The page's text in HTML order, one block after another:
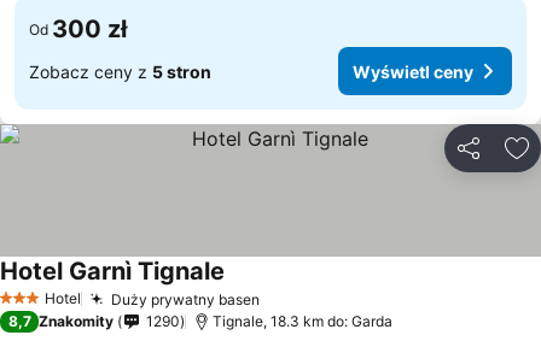
Od 300 zł
Zobacz ceny z 5 stron Wyświetl ceny
3 Kategoria
Hotel Duży prywatny basen
Hotel Garnì Tignale
8,7 Znakomity 1290 Tignale, 18.3 km do: Garda